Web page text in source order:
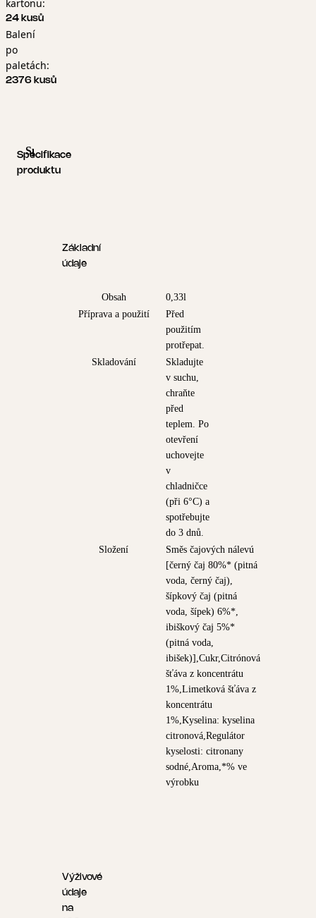
kartonu:
24 kusů
Balení
po
paletách:
2376 kusů
Specifikace produktu
Specifikace
produktu
Základní
údaje
Obsah
0,33l
Příprava a použití
Před
použitím
protřepat.
Skladování
Skladujte
v suchu,
chraňte
před
teplem. Po
otevření
uchovejte
v
chladničce
(při 6°C) a
spotřebujte
do 3 dnů.
Složení
Směs čajových nálevú
[černý čaj 80%* (pitná
voda, černý čaj),
šípkový čaj (pitná
voda, šípek) 6%*,
ibiškový čaj 5%*
(pitná voda,
ibišek)],Cukr,Citrónová
šťáva z koncentrátu
1%,Limetková šťáva z
koncentrátu
1%,Kyselina: kyselina
citronová,Regulátor
kyselosti: citronany
sodné,Aroma,*% ve
výrobku
Výživové
údaje
na